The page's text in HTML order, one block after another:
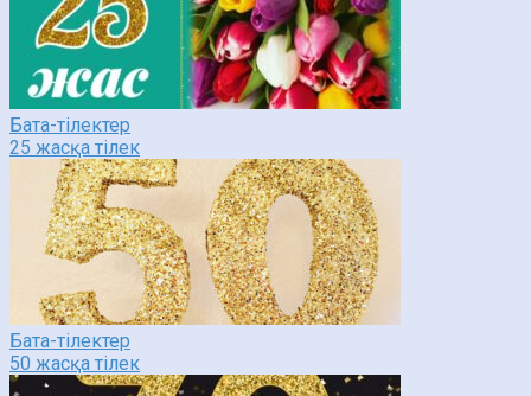
Бата-тілектер
25 жасқа тілек
Бата-тілектер
50 жасқа тілек